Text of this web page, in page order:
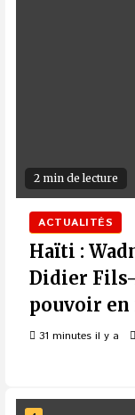
2 min de lecture
ACTUALITÉS
Haïti :
Didier
pouvoir
31 minutes il y a